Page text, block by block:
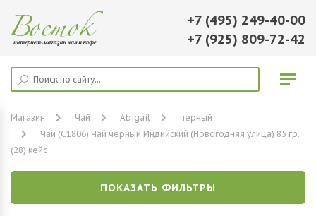
+7 (495) 249-40-00
+7 (925) 809-72-42
Магазин Чай Abigail
черный
Чай (C1806) Чай черный Индийский (Новогодняя улица) 85 гр.
(28) кейс
ПОКАЗАТЬ ФИЛЬТРЫ